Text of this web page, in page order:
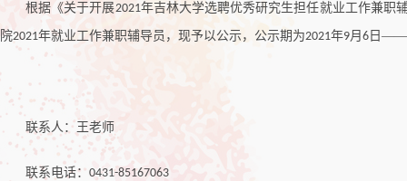
根据《关于开展2021年吉林大学选聘优秀研究生担任就业工作兼职
院2021年就业工作兼职辅导员，现予以公示，公示期为2021年9月 6 日——
联系人：王老师
联系电话： 0431-85167063